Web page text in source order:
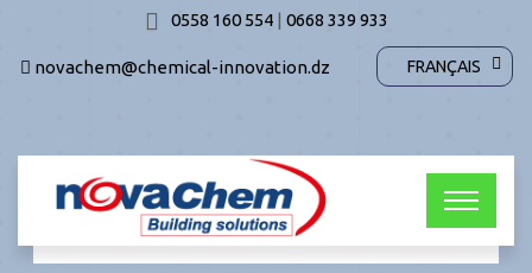
0558 160 554| 0668 339 933
novachem@chemical-innovation.dz FRANÇAIS